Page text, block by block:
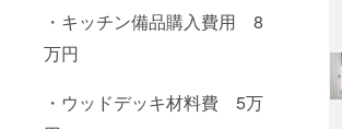
・キッチン備品購入費用 8
万円
・ウッドデッキ材料費 5万